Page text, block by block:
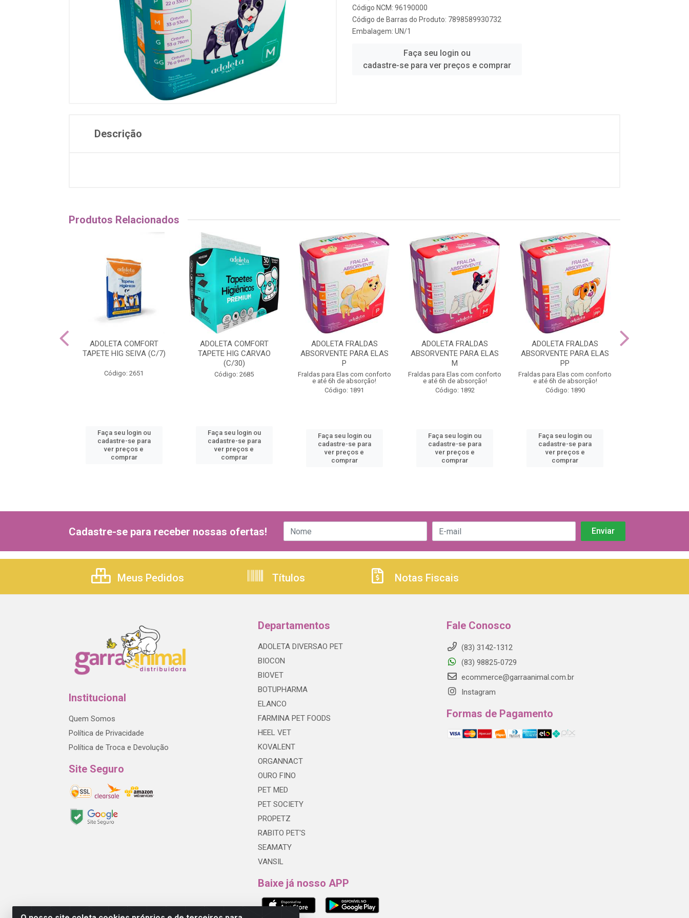
Código NCM: 96190000
Código de Barras do Produto: 7898589930732
Embalagem: UN/1
Faça seu login ou
cadastre-se para ver preços e comprar
Descrição
Produtos Relacionados
ADOLETA COMFORT
TAPETE HIG SEIVA (C/7)
Código: 2651
Faça seu login ou
cadastre-se para
ver preços e
comprar
ADOLETA COMFORT
TAPETE HIG CARVAO
(C/30)
Código: 2685
Faça seu login ou
cadastre-se para
ver preços e
comprar
ADOLETA FRALDAS
ABSORVENTE PARA ELAS
P
Fraldas para Elas com conforto
e até 6h de absorção!
Código: 1891
Faça seu login ou
cadastre-se para
ver preços e
comprar
ADOLETA FRALDAS
ABSORVENTE PARA ELAS
M
Fraldas para Elas com conforto
e até 6h de absorção!
Código: 1892
Faça seu login ou
cadastre-se para
ver preços e
comprar
ADOLETA FRALDAS
ABSORVENTE PARA ELAS
PP
Fraldas para Elas com conforto
e até 6h de absorção!
Código: 1890
Faça seu login ou
cadastre-se para
ver preços e
comprar
Cadastre-se para receber nossas ofertas!
Meus Pedidos Títulos Notas Fiscais
Institucional
Quem Somos
Política de Privacidade
Política de Troca e Devolução
Site Seguro
Departamentos
ADOLETA DIVERSAO PET
BIOCON
BIOVET
BOTUPHARMA
ELANCO
FARMINA PET FOODS
HEEL VET
KOVALENT
ORGANNACT
OURO FINO
PET MED
PET SOCIETY
PROPETZ
RABITO PET'S
SEAMATY
VANSIL
Baixe já nosso APP
Fale Conosco
(83) 3142-1312
(83) 98825-0729
ecommerce@garraanimal.com.br
Instagram
Formas de Pagamento